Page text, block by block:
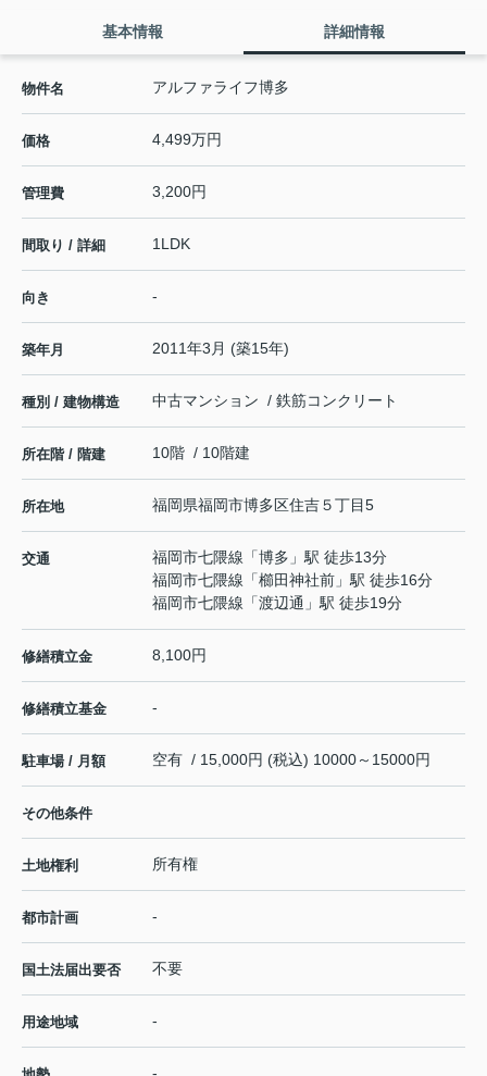
基本情報 詳細情報
物件名 アルファライフ博多
価格 4,499万円
管理費 3,200円
間取り / 詳細 1LDK
向き -
築年月 2011年3月 (築15年)
種別 / 建物構造 中古マンション / 鉄筋コンクリート
所在階 / 階建 10階 / 10階建
所在地 福岡県福岡市博多区住吉５丁目5
交通 福岡市七隈線 「博多 」駅 徒歩13分
福岡市七隈線 「櫛田神社前 」駅 徒歩16分
福岡市七隈線 「渡辺通 」駅 徒歩19分
修繕積立金 8,100円
修繕積立基金 -
駐車場 / 月額 空有 / 15,000円 (税込) 10000～15000円
その他条件
土地権利 所有権
都市計画 -
国土法届出要否 不要
用途地域 -